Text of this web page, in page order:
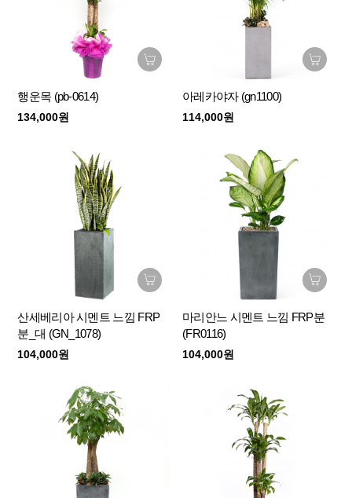
행운목 (pb-0614)
134,000원
아레카야자 (gn1100)
114,000원
산세베리아 시멘트 느낌 FRP
분_대 (GN_1078)
104,000원
마리안느 시멘트 느낌 FRP분
(FR0116)
104,000원